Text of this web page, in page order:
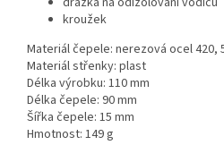
kroužek
Materiál čepele: nerezová ocel 420,
Materiál střenky: plast
Délka výrobku: 110 mm
Délka čepele: 90 mm
Šířka čepele: 15 mm
Hmotnost: 149 g